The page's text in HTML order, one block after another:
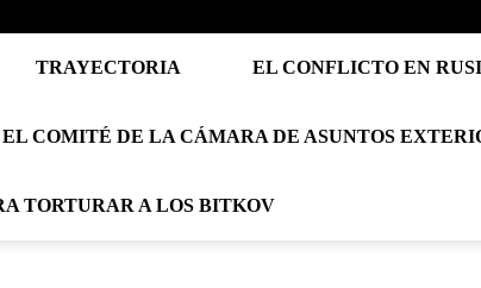
TRAYECTORIA EL CONFLICTO EN
EL COMITÉ DE LA CÁMARA DE ASUNTOS
TORTURAR A LOS BITKOV